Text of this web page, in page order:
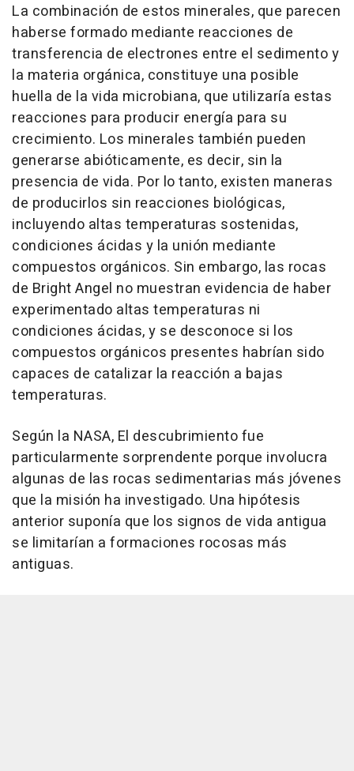
La combinación de estos minerales, que parecen
haberse formado mediante reacciones de
transferencia de electrones entre el sedimento y
la materia orgánica, constituye una posible
huella de la vida microbiana, que utilizaría estas
reacciones para producir energía para su
crecimiento. Los minerales también pueden
generarse abióticamente, es decir, sin la
presencia de vida. Por lo tanto, existen maneras
de producirlos sin reacciones biológicas,
incluyendo altas temperaturas sostenidas,
condiciones ácidas y la unión mediante
compuestos orgánicos. Sin embargo, las rocas
de Bright Angel no muestran evidencia de haber
experimentado altas temperaturas ni
condiciones ácidas, y se desconoce si los
compuestos orgánicos presentes habrían sido
capaces de catalizar la reacción a bajas
temperaturas.
Según la NASA, El descubrimiento fue
particularmente sorprendente porque involucra
algunas de las rocas sedimentarias más jóvenes
que la misión ha investigado. Una hipótesis
anterior suponía que los signos de vida antigua
se limitarían a formaciones rocosas más
antiguas.